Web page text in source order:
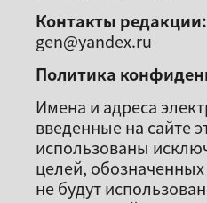
Контакты редакции:
gen@yandex.ru
Политика
Имена и адреса
введенные на сайте
использованы
целей,
не будут